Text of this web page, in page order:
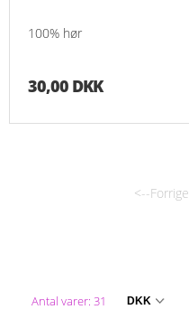
100% hør
30,00 DKK
<--Forrige
Antal varer: 31